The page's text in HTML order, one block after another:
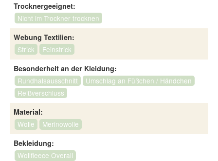
Trocknergeeignet:
Nicht im Trockner trocknen
Webung Textilien:
Strick
Feinstrick
Besonderheit an der Kleidung:
Rundhalsausschnitt
Umschlag an Füßchen / Händchen
Reißverschluss
Material:
Wolle
Merinowolle
Bekleidung:
Wollfleece Overall